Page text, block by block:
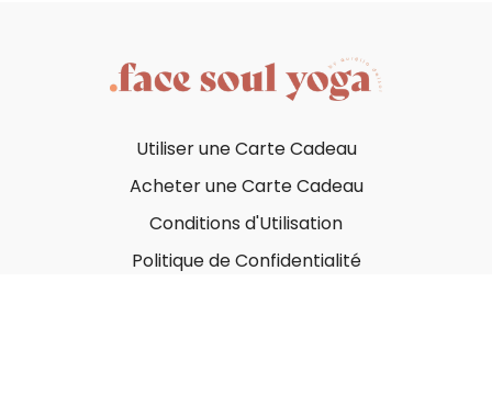
Utiliser une Carte Cadeau
Acheter une Carte Cadeau
Conditions d'Utilisation
Politique de Confidentialité